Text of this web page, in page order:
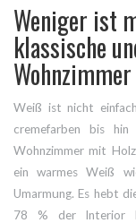
Weniger ist
klassische
Wohnzimmer
Weiß ist nicht
cremefarben bis hin
Wohnzimmer mit
ein warmes Weiß
Umarmung. Es hebt
78 % der Interior